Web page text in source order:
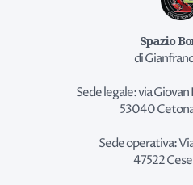
Spazio
di
Sede legale: via
53040
Sede operativa:
47522